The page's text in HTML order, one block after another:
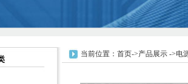
当前位置： 首页->产品展示 ->电